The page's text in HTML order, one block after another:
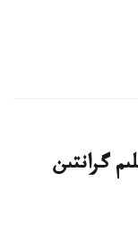
گرانتىن